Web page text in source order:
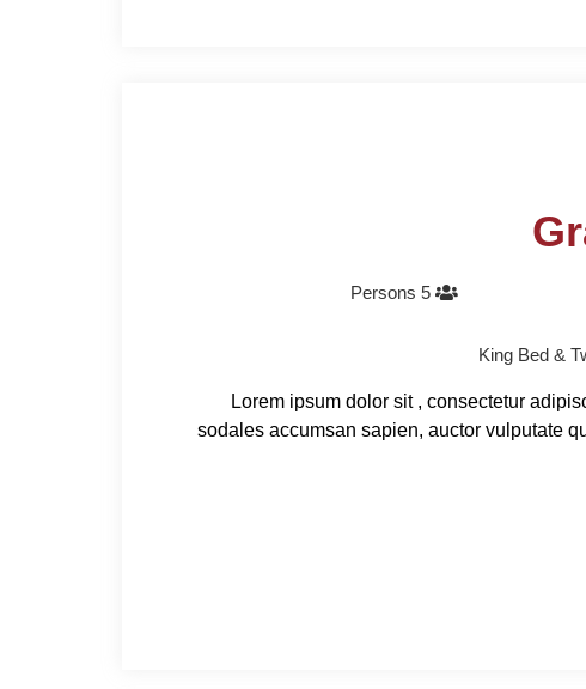
5 Persons
Lorem ipsum dolor sit , consectetur
sodales accumsan sapien, auctor vulputate